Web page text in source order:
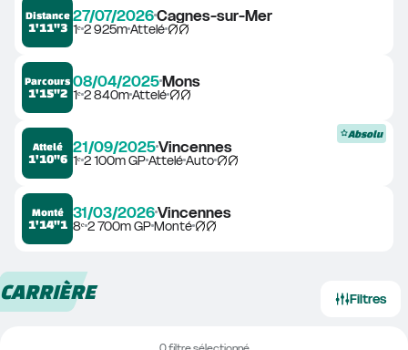
Distance
1'11"3
27/07/2026Cagnes-sur-Mer
1ᵉ2 925mAttelé
Parcours
1'15"2
08/04/2025Mons
1ᵉ2 840mAttelé
Attelé
1'10"6
21/09/2025Vincennes
1ᵉ2 100m GPAtteléAuto
Absolu
Monté
1'14"1
31/03/2026Vincennes
8ᵉ2 700m GPMonté
CARRIÈRE Filtres